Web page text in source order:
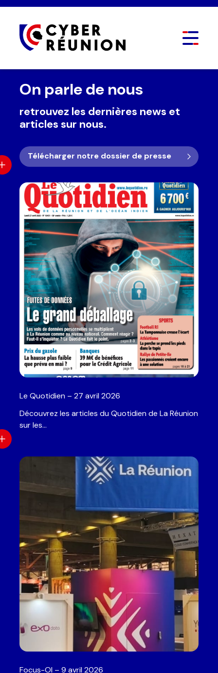
On parle de nous
retrouvez les dernières news et
articles sur nous.
Télécharger notre dossier de presse
Le Quotidien – 27 avril 2026
Découvrez les articles du Quotidien de La Réunion
sur les…
Focus-OI – 9 avril 2026
Nom de l'entreprise*
Nom Prénom *
Fonction
Email*
Téléphone*
État de l’activité*
Message*
J’accepte la politique de confidentialité, et pris
connaissance du fait que CYBER RÉUNION utilise
les données renseignées dans ce formulaire
dans le cadre de ma demande*
CaptchaVérification Anti-Robot
Clique ici pour vérifier
Captcha ⇗